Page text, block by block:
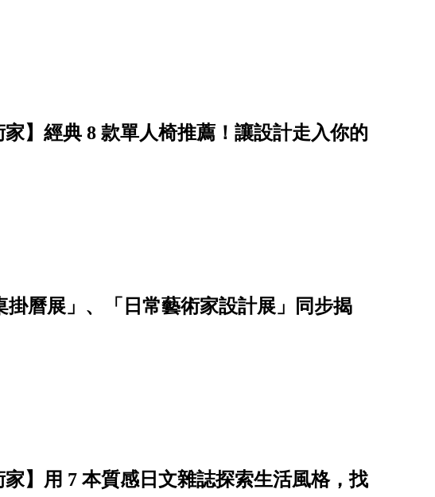
】經典 8 款單人椅推薦！讓設計走入你的
掛曆展」、「日常藝術家設計展」同步揭
】用 7 本質感日文雜誌探索生活風格，找